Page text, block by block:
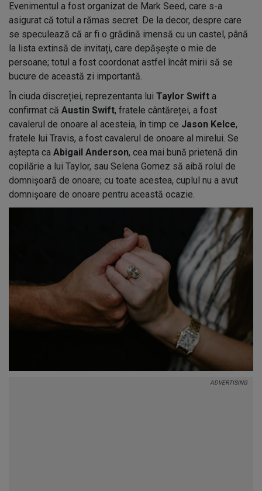
Evenimentul a fost organizat de Mark Seed, care s-a
asigurat că totul a rămas secret. De la decor, despre care
se speculează că ar fi o grădină imensă cu un castel, până
la lista extinsă de invitați, care depășește o mie de
persoane; totul a fost coordonat astfel încât mirii să se
bucure de această zi importantă.
În ciuda discreției, reprezentanta lui Taylor Swift a
confirmat că Austin Swift, fratele cântăreței, a fost
cavalerul de onoare al acesteia, în timp ce Jason Kelce,
fratele lui Travis, a fost cavalerul de onoare al mirelui. Se
aștepta ca Abigail Anderson, cea mai bună prietenă din
copilărie a lui Taylor, sau Selena Gomez să aibă rolul de
domnișoară de onoare; cu toate acestea, cuplul nu a avut
domnișoare de onoare pentru această ocazie.